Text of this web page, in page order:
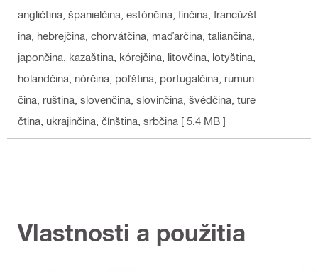
angličtina, španielčina, estónčina, fínčina, francúzšt
ina, hebrejčina, chorvátčina, maďarčina, taliančina,
japončina, kazaština, kórejčina, litovčina, lotyština,
holandčina, nórčina, poľština, portugalčina, rumun
čina, ruština, slovenčina, slovinčina, švédčina, ture
čtina, ukrajinčina, čínština, srbčina [ 5.4 MB ]
Vlastnosti a použitia